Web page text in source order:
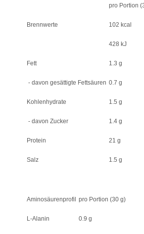
pro Portion
Brennwerte 102 kcal
428 kJ
Fett 1.3 g
- davon gesättigte Fettsäuren 0.7 g
Kohlenhydrate 1.5 g
- davon Zucker 1.4 g
Protein 21 g
Salz 1.5 g
Aminosäurenprofil pro Portion (30 g)
L-Alanin 0.9 g